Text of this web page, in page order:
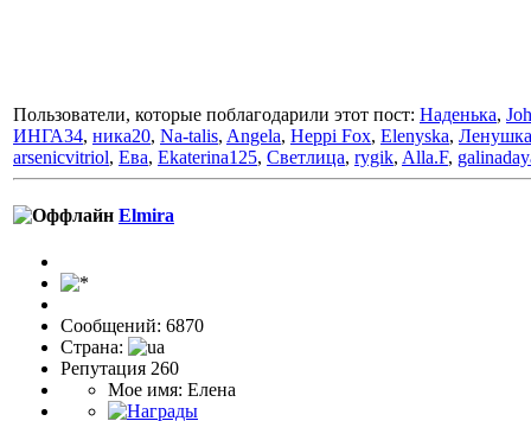
Пользователи, которые поблагодарили этот пост: Наденька,
ИНГА34, ника20, Na-talis, Angela, Heppi Fox, Elenyska, Ленушка
arsenicvitriol, Ева, Ekaterina125, Светлица, rygik, Alla.F,
Elmira
Сообщений: 6870
Страна:
Репутация 260
Мое имя: Елена